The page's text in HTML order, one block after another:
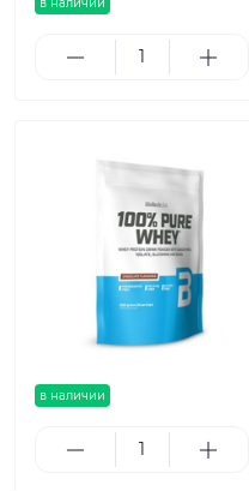
в наличии